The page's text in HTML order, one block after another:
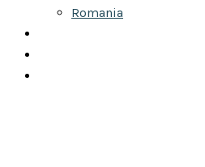
Romania